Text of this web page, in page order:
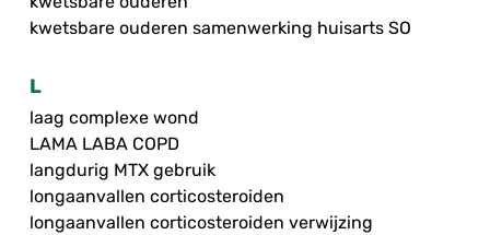
kwetsbare ouderen samenwerking huisarts SO
L
laag complexe wond
LAMA LABA COPD
langdurig MTX gebruik
longaanvallen corticosteroiden
longaanvallen corticosteroiden verwijzing